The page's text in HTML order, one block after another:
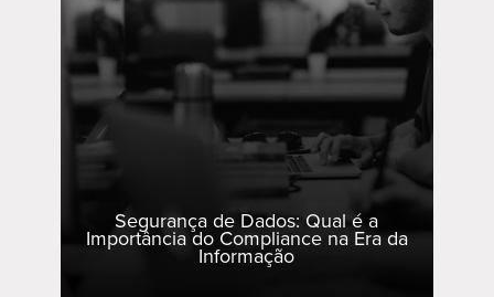
Segurança de Dados: Qual é a
Importância do Compliance na Era da
Informação